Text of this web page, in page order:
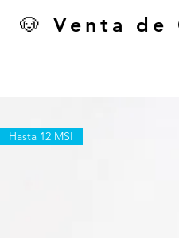
🐶 Venta de
Hasta 12 MSI